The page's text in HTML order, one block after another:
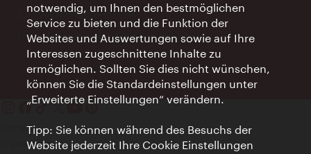
Ort:
concierge.wien.info
Öffnungszeiten:
Informationen rund um die Uhr
Kontakt
Impressum
notwendig, um Ihnen den bestmöglichen
Service zu bieten und die Funktion der
Websites und Auswertungen sowie auf Ihre
Interessen zugeschnittene Inhalte zu
ermöglichen. Sollten Sie dies nicht wünschen,
können Sie die Standardeinstellungen unter
„Erweiterte Einstellungen“ verändern.
Tipp: Sie können während des Besuchs der
Website jederzeit Ihre Cookie Einstellungen